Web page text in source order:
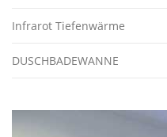
Infrarot Tiefenwärme
DUSCHBADEWANNE